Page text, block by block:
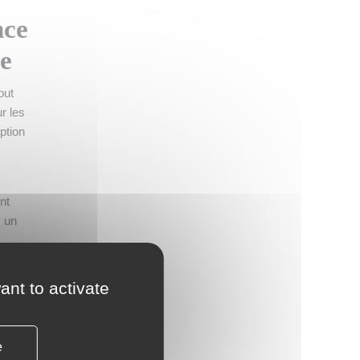
les
un
to activate